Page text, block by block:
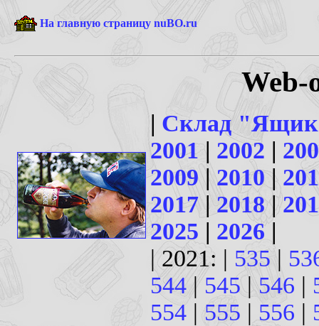
На главную страницу nuBO.ru
| Склад
2001 | 2002 |
2009| 2010|
2017 | 2018|
2025 | 2026|
| 2021: | 535|
544 | 545 |546 |
554 | 555 | 556 |